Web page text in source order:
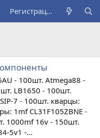
Регистрация
- 100шт. Atmega88 -
LB1650 - 100шт.
7 - 100шт. кварцы:
1mf CL31F105ZBNE -
1000mf 16v - 150шт.
5v1 -...